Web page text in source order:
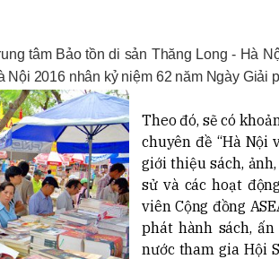
tâm Bảo tồn di sản Thăng Long - Hà
Nội 2016 nhân kỷ niệm 62 năm Ngày Giải
Theo đó, sẽ có
chuyên đề “Hà Nội
giới thiệu sách,
sử và các hoạt
viên Cộng đồng
phát hành sách,
nước tham gia Hội